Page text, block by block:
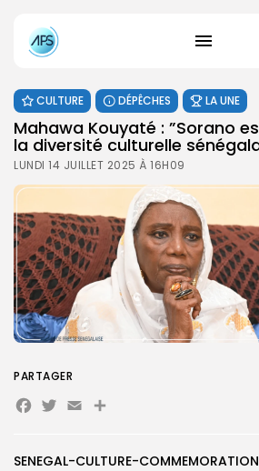
CULTURE DÉPÊCHES LA UNE
Mahawa Kouyaté : ”Sorano
la diversité culturelle
LUNDI 14 JUILLET 2025 À 16H09
SENEGAL-CULTURE-COMMEMORATION
PARTAGER
Facebook
Twitter
EmailPartager